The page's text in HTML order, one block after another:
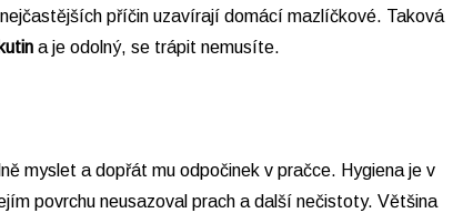
příčin uzavírají domácí mazlíčkové. Taková
a je odolný, se trápit nemusíte.
myslet a dopřát mu odpočinek v pračce. Hygiena je v
povrchu neusazoval prach a další nečistoty. Většina